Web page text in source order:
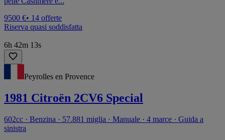
9500 €• 14 offerte
Riserva quasi soddisfatta
6h 42m 13s
Peyrolles en Provence
1981 Citroën 2CV6 Special
602cc · Benzina · 57.881 miglia · Manuale · 4 marce · Guida a
sinistra